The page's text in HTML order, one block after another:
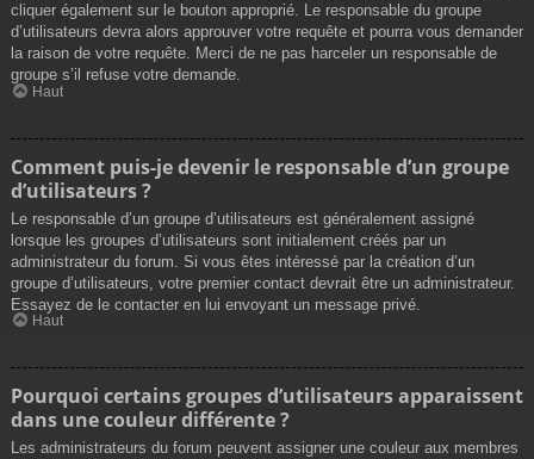
cliquer également sur le bouton approprié. Le responsable du groupe
d’utilisateurs devra alors approuver votre requête et pourra vous demander
la raison de votre requête. Merci de ne pas harceler un responsable de
groupe s’il refuse votre demande.
Haut
Comment puis-je devenir le responsable d’un groupe
d’utilisateurs ?
Le responsable d’un groupe d’utilisateurs est généralement assigné
lorsque les groupes d’utilisateurs sont initialement créés par un
administrateur du forum. Si vous êtes intéressé par la création d’un
groupe d’utilisateurs, votre premier contact devrait être un administrateur.
Essayez de le contacter en lui envoyant un message privé.
Haut
Pourquoi certains groupes d’utilisateurs apparaissent
dans une couleur différente ?
Les administrateurs du forum peuvent assigner une couleur aux membres